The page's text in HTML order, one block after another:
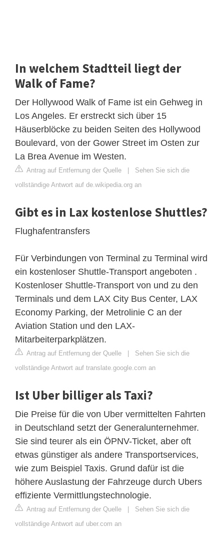
In welchem Stadtteil liegt der
Walk of Fame?
Der Hollywood Walk of Fame ist ein Gehweg in
Los Angeles. Er erstreckt sich über 15
Häuserblöcke zu beiden Seiten des Hollywood
Boulevard, von der Gower Street im Osten zur
La Brea Avenue im Westen.
Antrag auf Entfernung der Quelle | Sehen Sie sich die
vollständige Antwort auf de.wikipedia.org an
Gibt es in Lax kostenlose Shuttles?
Flughafentransfers
Für Verbindungen von Terminal zu Terminal wird
ein kostenloser Shuttle-Transport angeboten .
Kostenloser Shuttle-Transport von und zu den
Terminals und dem LAX City Bus Center, LAX
Economy Parking, der Metrolinie C an der
Aviation Station und den LAX-
Mitarbeiterparkplätzen.
Antrag auf Entfernung der Quelle | Sehen Sie sich die
vollständige Antwort auf translate.google.com an
Ist Uber billiger als Taxi?
Die Preise für die von Uber vermittelten Fahrten
in Deutschland setzt der Generalunternehmer.
Sie sind teurer als ein ÖPNV-Ticket, aber oft
etwas günstiger als andere Transportservices,
wie zum Beispiel Taxis. Grund dafür ist die
höhere Auslastung der Fahrzeuge durch Ubers
effiziente Vermittlungstechnologie.
Antrag auf Entfernung der Quelle | Sehen Sie sich die
vollständige Antwort auf uber.com an